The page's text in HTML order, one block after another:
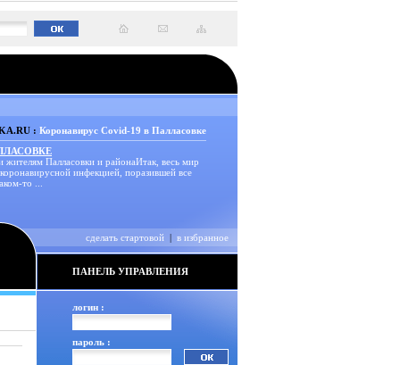
: Коронавирус Covid-19 в Палласовке
Палласовки и районаИтак, весь мир
инфекцией, поразившей все
то ...
сделать стартовой | в избранное
ПАНЕЛЬ УПРАВЛЕНИЯ
логин :
пароль :